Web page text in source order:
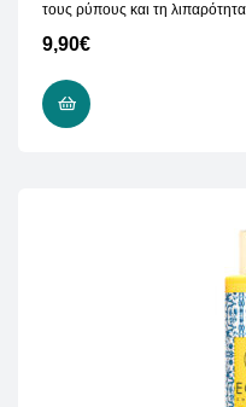
τους ρύπους και τη λιπαρότητα
9,90€